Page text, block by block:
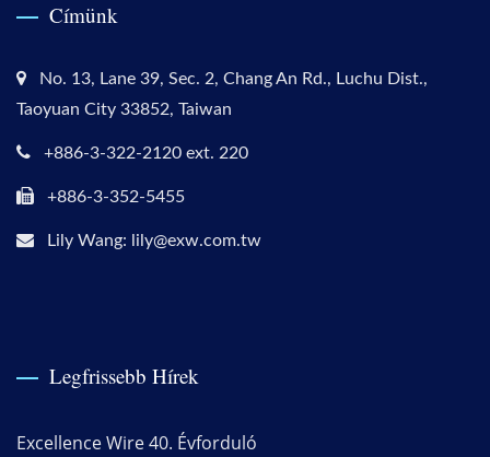
Címünk
No. 13, Lane 39, Sec. 2, Chang An Rd., Luchu Dist.,
Taoyuan City 33852, Taiwan
+886-3-322-2120 ext. 220
+886-3-352-5455
Lily Wang: lily@exw.com.tw
Legfrissebb Hírek
Excellence Wire 40. Évforduló